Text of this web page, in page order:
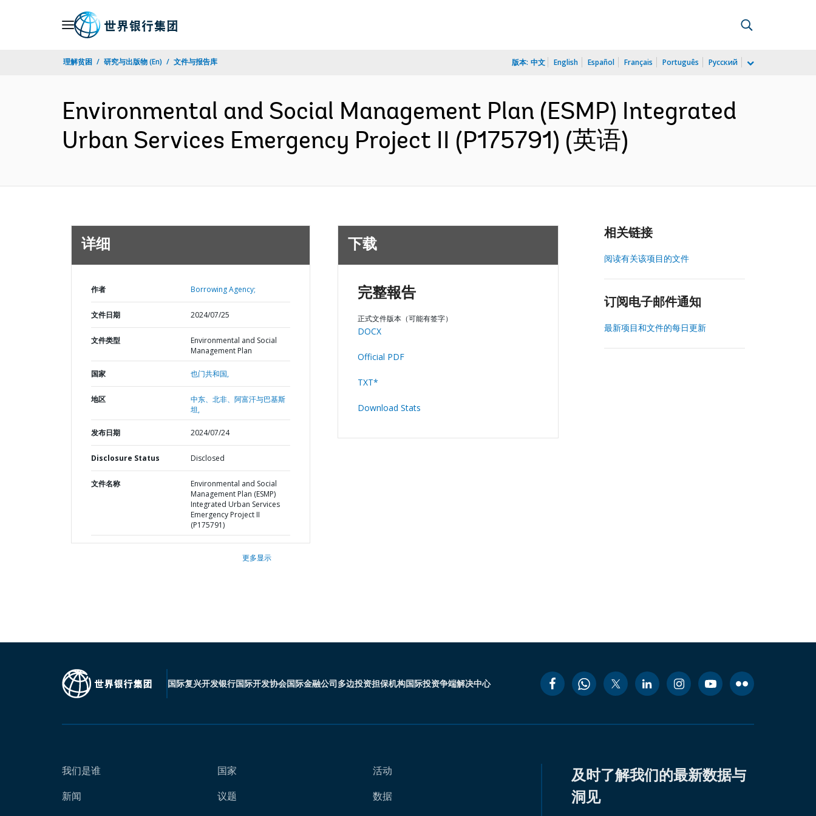
理解贫困 研究与出版物 (En) 文件与报告库 版本: 中文 English Español Français Português Русский
Environmental and Social Management Plan (ESMP) Integrated
Urban Services Emergency Project II (P175791) (英语)
详细
作者 Borrowing Agency;
文件日期 2024/07/25
文件类型
Environmental and Social
Management Plan
国家 也门共和国,
地区
中东、北非、阿富汗与巴基斯
坦,
发布日期 2024/07/24
Disclosure Status Disclosed
文件名称
Environmental and Social
Management Plan (ESMP)
Integrated Urban Services
Emergency Project II
(P175791)
更多显示
下载
完整報告
正式文件版本（可能有签字）
DOCX
Official PDF
TXT*
Download Stats
相关链接
阅读有关该项目的文件
订阅电子邮件通知
最新项目和文件的每日更新
国际复兴开发银行国际开发协会国际金融公司多边投资担保机构国际投资争端解决中心
我们是谁
新闻
国家
议题
活动
数据
及时了解我们的最新数据与
洞见